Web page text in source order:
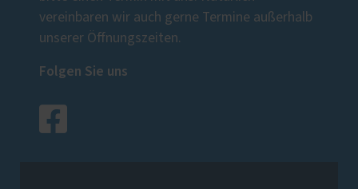
vereinbaren wir auch gerne Termine außerhalb
unserer Öffnungszeiten.
Folgen Sie uns